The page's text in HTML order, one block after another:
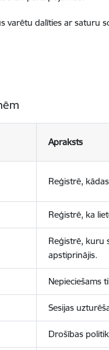
varētu dalīties ar saturu
Apraksts
Reģistrē,
Reģistrē, ka
Reģistrē, kuru
apstiprinājis.
Nepieciešams
Sesijas
Drošības